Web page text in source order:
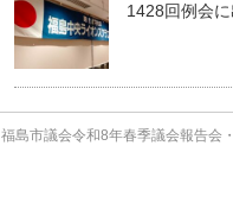
1428回例会
福島市議会令和8年春季議会報告会